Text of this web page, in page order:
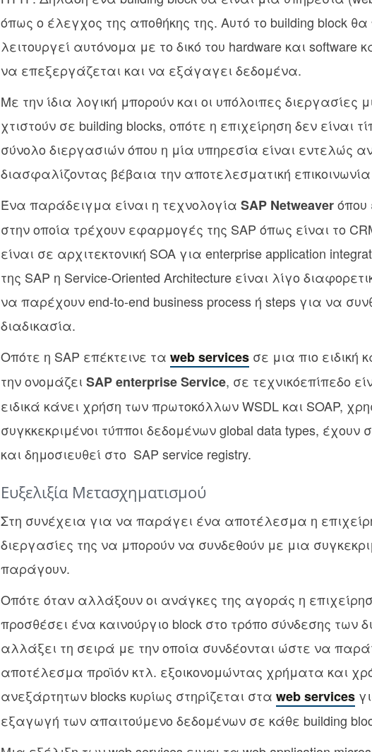
όπως ο έλεγχος της αποθήκης της. Αυτό το building block
λειτουργεί αυτόνομα με το δικό του hardware και software
να επεξεργάζεται και να εξάγαγει δεδομένα.
Με την ίδια λογική μπορούν και οι υπόλοιπες διεργασίες
χτιστούν σε building blocks, οπότε η επιχείρηση δεν είναι
σύνολο διεργασιών όπου η μία υπηρεσία είναι εντελώς
διασφαλίζοντας βέβαια την αποτελεσματική
Ένα παράδειγμα είναι η τεχνολογία SAP Netweaverόπου
στην οποία τρέχουν εφαρμογές της SAP όπως είναι το
είναι σε αρχιτεκτονική SOA για enterprise application
της SAP η Service-Oriented Architecture είναι λίγο
να παρέχουν end-to-end business process ή steps για να
διαδικασία.
Οπότε η SAP επέκτεινε τα web servicesσε μια πιο ειδική
την ονομάζει SAP enterprise Service, σε τεχνικόεπίπεδο
ειδικά κάνει χρήση των πρωτοκόλλων WSDL και SOAP,
συγκκεκριμένοι τύπποι δεδομένων global data types, έχουν
και δημοσιευθεί στο SAP service registry.
Ευξελιξία Μετασχηματισμού
Στη συνέχεια για να παράγει ένα αποτέλεσμα η
διεργασίες της να μπορούν να συνδεθούν με μια
παράγουν.
Οπότε όταν αλλάξουν οι ανάγκες της αγοράς η
προσθέσει ένα καινούργιο block στo τρόπο σύνδεσης των
αλλάξει τη σειρά με την οποία συνδέονται ώστε να
αποτέλεσμα προϊόν κτλ. εξοικονομώντας χρήματα και
ανεξάρτητων blocks κυρίως στηρίζεται στα web services
εξαγωγή των απαιτούμενο δεδομένων σε κάθε building